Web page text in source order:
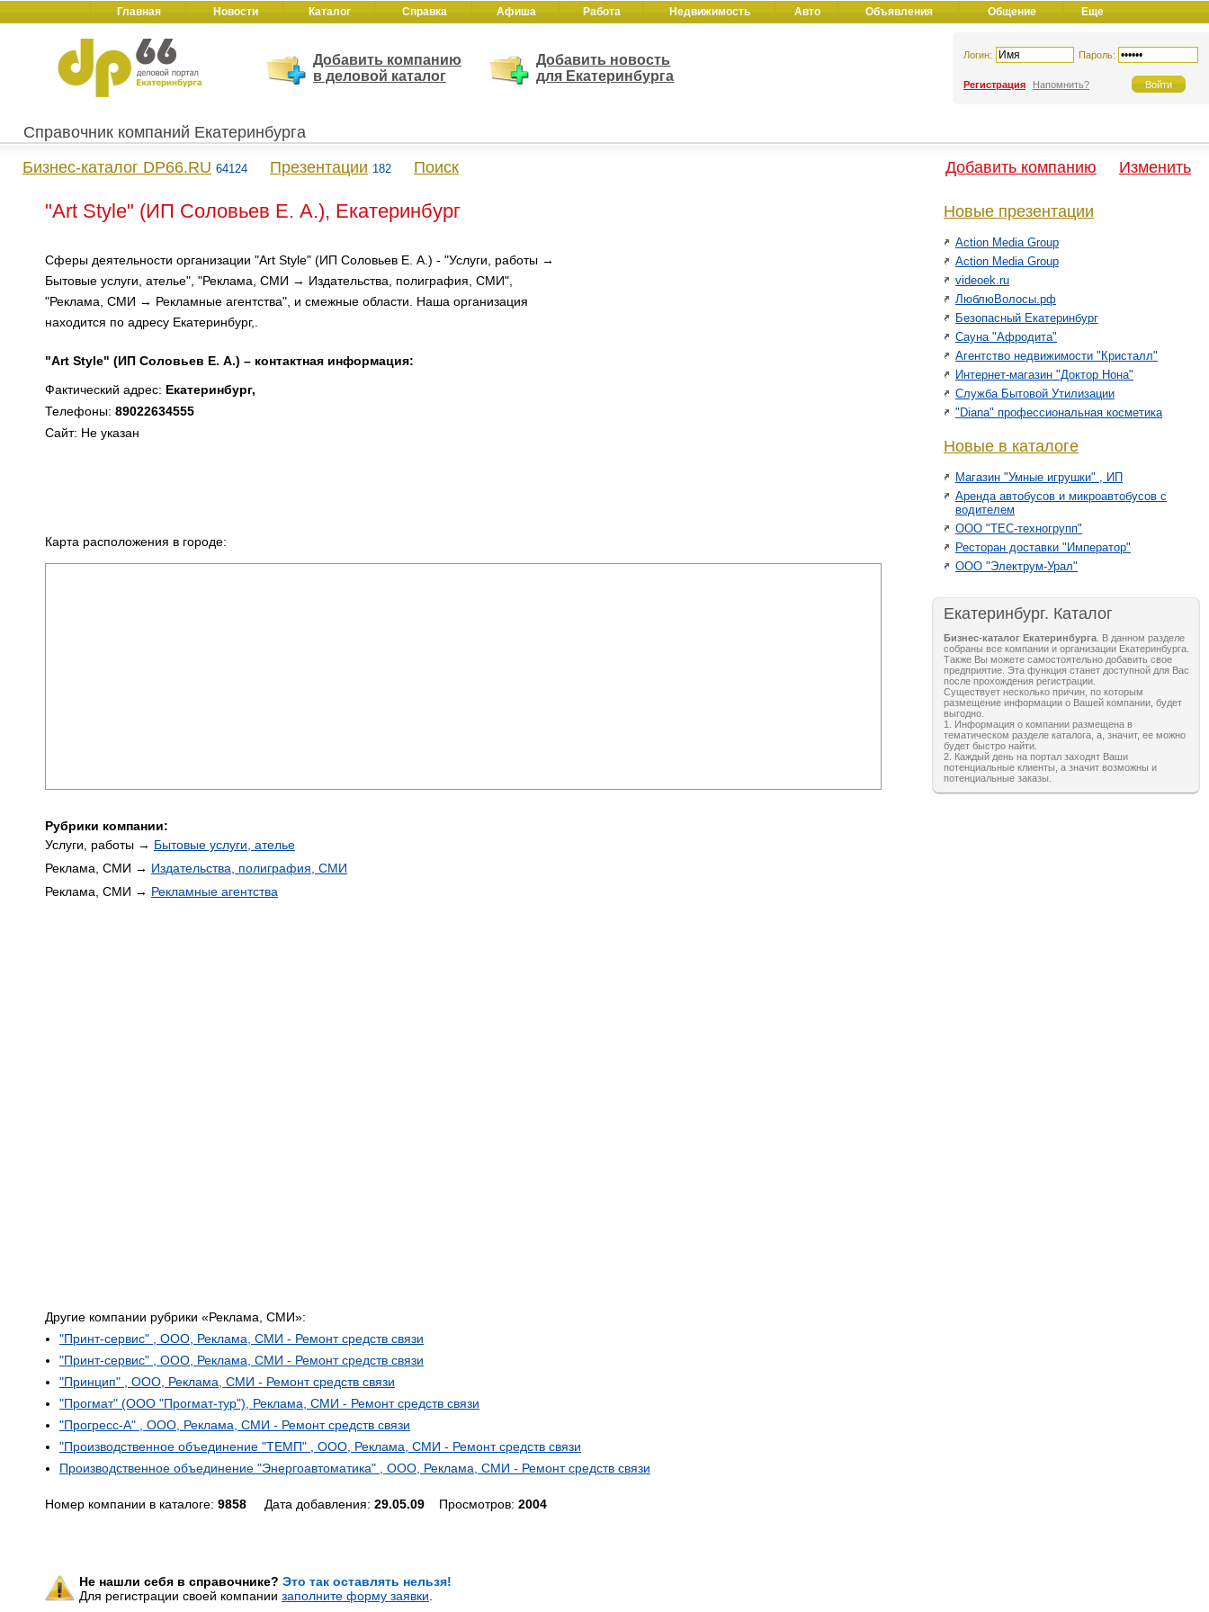
Главная Новости Каталог Справка Афиша Работа Недвижимость Авто Объявления Общение Еще
Добавить компанию
в деловой каталог
Добавить новость
для Екатеринбурга
Логин: Пароль:
Регистрация Напомнить?
Справочник компаний Екатеринбурга
Бизнес-каталог DP66.RU 64124 Презентации 182 Поиск Добавить компанию Изменить
"Art Style" (ИП Соловьев Е. А.), Екатеринбург
Сферы деятельности организации "Art Style" (ИП Соловьев Е. А.) - "Услуги, работы →
Бытовые услуги, ателье", "Реклама, СМИ → Издательства, полиграфия, СМИ",
"Реклама, СМИ → Рекламные агентства", и смежные области. Наша организация
находится по адресу Екатеринбург,.
"Art Style" (ИП Соловьев Е. А.) – контактная информация:
Фактический адрес: Екатеринбург,
Телефоны: 89022634555
Сайт: Не указан
Карта расположения в городе:
Рубрики компании:
Услуги, работы → Бытовые услуги, ателье
Реклама, СМИ → Издательства, полиграфия, СМИ
Реклама, СМИ → Рекламные агентства
Другие компании рубрики «Реклама, СМИ»:
"Принт-сервис" , ООО, Реклама, СМИ - Ремонт средств связи
"Принт-сервис" , ООО, Реклама, СМИ - Ремонт средств связи
"Принцип" , ООО, Реклама, СМИ - Ремонт средств связи
"Прогмат" (ООО "Прогмат-тур"), Реклама, СМИ - Ремонт средств связи
"Прогресс-А" , ООО, Реклама, СМИ - Ремонт средств связи
"Производственное объединение "ТЕМП" , ООО, Реклама, СМИ - Ремонт средств связи
Производственное объединение "Энергоавтоматика" , ООО, Реклама, СМИ - Ремонт средств связи
Номер компании в каталоге: 9858 Дата добавления: 29.05.09 Просмотров: 2004
Не нашли себя в справочнике? Это так оставлять нельзя!
Для регистрации своей компании заполните форму заявки
Новые презентации
Action Media Group
Action Media Group
videoek.ru
ЛюблюВолосы.рф
Безопасный Екатеринбург
Сауна "Афродита"
Агентство недвижимости "Кристалл"
Интернет-магазин "Доктор Нона"
Служба Бытовой Утилизации
"Diana" профессиональная косметика
Новые в каталоге
Магазин "Умные игрушки" , ИП
Аренда автобусов и микроавтобусов с
водителем
ООО "ТЕС-техногрупп"
Ресторан доставки "Император"
ООО "Электрум-Урал"
Екатеринбург. Каталог
Бизнес-каталог Екатеринбурга . В данном разделе
собраны все компании и организации Екатеринбурга.
Также Вы можете самостоятельно добавить свое
предприятие. Эта функция станет доступной для Вас
после прохождения регистрации.
Существует несколько причин, по которым
размещение информации о Вашей компании, будет
выгодно.
1. Информация о компании размещена в
тематическом разделе каталога, а, значит, ее можно
будет быстро найти.
2. Каждый день на портал заходят Ваши
потенциальные клиенты, а значит возможны и
потенциальные заказы.